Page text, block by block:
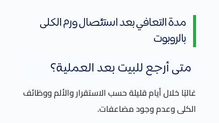
مدة التعافي بعد استئصال ورم الكلى
بالروبوت
متى أرجع للبيت بعد العملية؟
غالبًا خلال أيام قليلة حسب الاستقرار والألم ووظائف
الكلى وعدم وجود مضاعفات.